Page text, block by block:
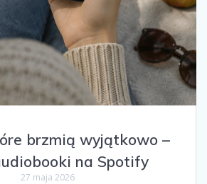
brzmią wyjątkowo –
na Spotify
27 maja 2026